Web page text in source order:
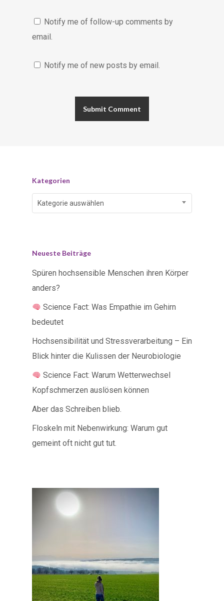
Notify me of follow-up comments by
email.
Notify me of new posts by email.
Kategorien
Kategorien
Kategorie auswählen
Neueste Beiträge
Spüren hochsensible Menschen ihren Körper
anders?
Science Fact: Was Empathie im Gehirn
bedeutet
Hochsensibilität und Stressverarbeitung – Ein
Blick hinter die Kulissen der Neurobiologie
Science Fact: Warum Wetterwechsel
Kopfschmerzen auslösen können
Aber das Schreiben blieb.
Floskeln mit Nebenwirkung: Warum gut
gemeint oft nicht gut tut.